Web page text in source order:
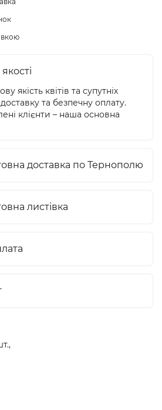
якість квітів та супутніх
та безпечну оплату.
клієнти – наша основна
доставка по Тернополю
листівка